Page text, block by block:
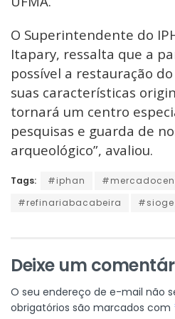
O Superintendente do
Itapary, ressalta que a
possível a restauração
suas características
tornará um centro
pesquisas e guarda de
arqueológico”, avaliou.
Tags: #iphan
#refinariabacabeira
#sioge
Deixe um
O seu endereço de e-mail não
obrigatórios são marcados com